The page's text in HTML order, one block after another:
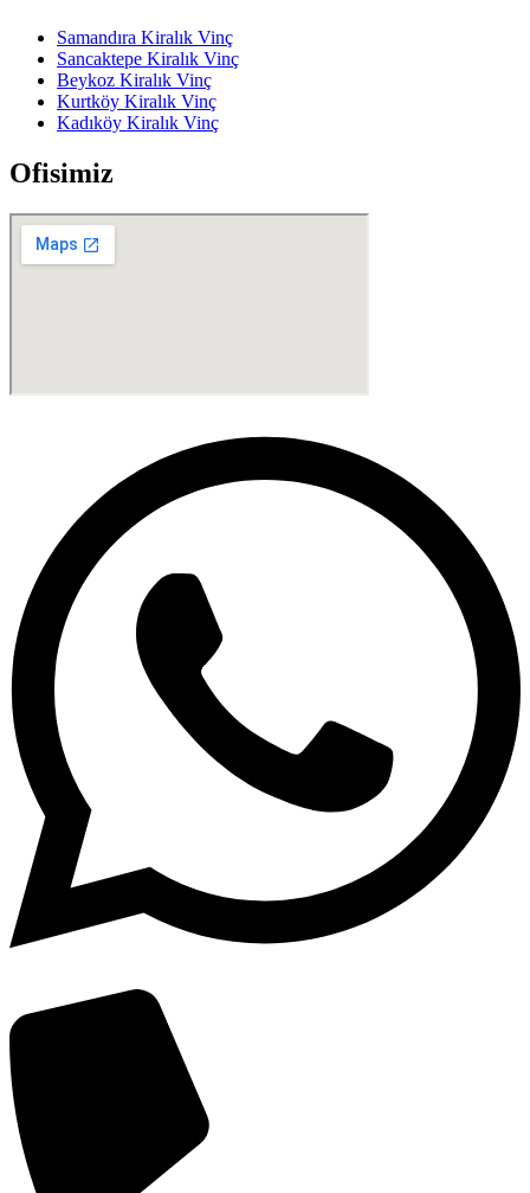
Samandıra Kiralık Vinç
Sancaktepe Kiralık Vinç
Beykoz Kiralık Vinç
Kurtköy Kiralık Vinç
Kadıköy Kiralık Vinç
Ofisimiz